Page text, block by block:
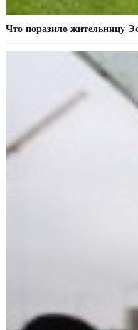
Что поразило жительницу